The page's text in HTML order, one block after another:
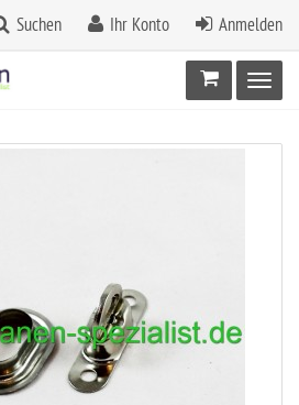
Suchen Ihr Konto Anmelden
Warenkorb